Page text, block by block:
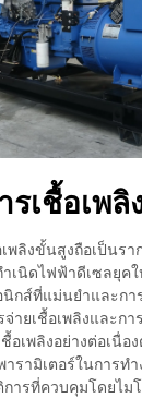
รเชื้อเพลิ
พลิงขั้นสูงถือเป็นร
ำเนิดไฟฟ้าดีเซลยุ
กส์ที่แม่นยำและกา
ายเชื้อเพลิงและกา
เพลิงอย่างต่อเนื่อ
รามิเตอร์ในการท
รที่ควบคุมโดยไมโ